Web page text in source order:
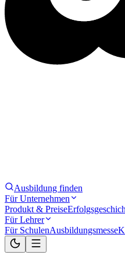
Ausbildung finden
Für Unternehmen
Produkt & Preise
Für Lehrer
Für SchulenAusbildungsmesse